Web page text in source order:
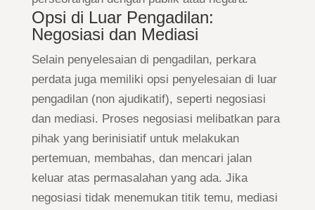
Opsi di Luar Pengadilan:
Negosiasi dan Mediasi
Selain penyelesaian di pengadilan, perkara
perdata juga memiliki opsi penyelesaian di luar
pengadilan (non ajudikatif), seperti negosiasi
dan mediasi. Proses negosiasi melibatkan para
pihak yang berinisiatif untuk melakukan
pertemuan, membahas, dan mencari jalan
keluar atas permasalahan yang ada. Jika
negosiasi tidak menemukan titik temu, mediasi